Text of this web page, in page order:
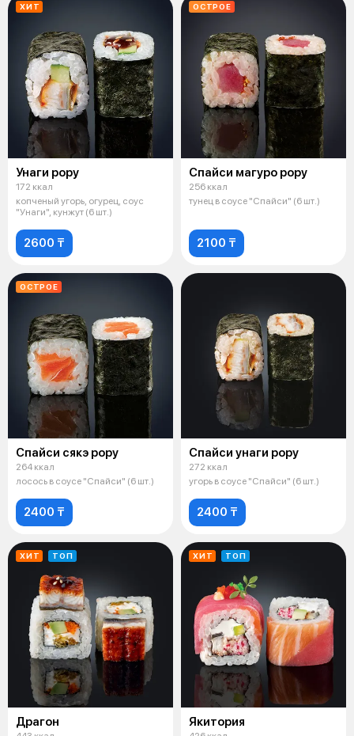
ХИТ
Унаги рору
172 ккал
копченый угорь, огурец, соус
"Унаги", кунжут (6 шт.)
2600 ₸
ОСТРОЕ
Спайси магуро рору
256 ккал
тунец в соусе "Спайси" (6 шт.)
2100 ₸
ОСТРОЕ
Спайси сякэ рору
264 ккал
лосось в соусе "Спайси" (6 шт.)
2400 ₸
Спайси унаги рору
272 ккал
угорь в соусе "Спайси" (6 шт.)
2400 ₸
ХИТ ТОП
Драгон
ХИТ ТОП
Якитория